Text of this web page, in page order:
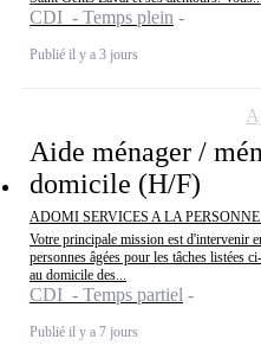
CDI - Temps plein
Publié il y a 3 jours
Aide ménager /
domicile (H/F)
ADOMI SERVICES A LA
Votre principale mission est d'intervenir
personnes âgées pour les tâches listées
au domicile des...
CDI - Temps partiel
Publié il y a 7 jours